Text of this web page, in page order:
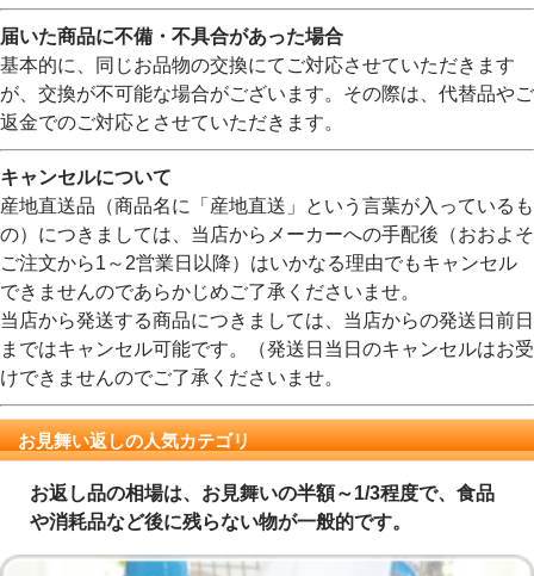
届いた商品に不備・不具合があった場合
基本的に、同じお品物の交換にてご対応させていただきます
が、交換が不可能な場合がございます。その際は、代替品やご
返金でのご対応とさせていただきます。
キャンセルについて
産地直送品（商品名に「産地直送」という言葉が入っているも
の）につきましては、当店からメーカーへの手配後（おおよそ
ご注文から1～2営業日以降）はいかなる理由でもキャンセル
できませんのであらかじめご了承くださいませ。
当店から発送する商品につきましては、当店からの発送日前日
まではキャンセル可能です。（発送日当日のキャンセルはお受
けできませんのでご了承くださいませ。
お見舞い返しの人気カテゴリ
お返し品の相場は、お見舞いの半額～1/3程度で、食品
や消耗品など後に残らない物が一般的です。